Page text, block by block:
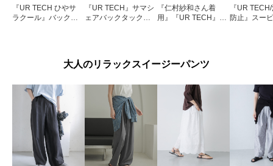
『UR TECH ひやサ
ラクール』バックポ
『UR TECH』サマシ
ェアバックタックコ
『仁村紗和さん着
用』『UR TECH』サ
『UR
防止』スー
大人のリラックスイージーパンツ